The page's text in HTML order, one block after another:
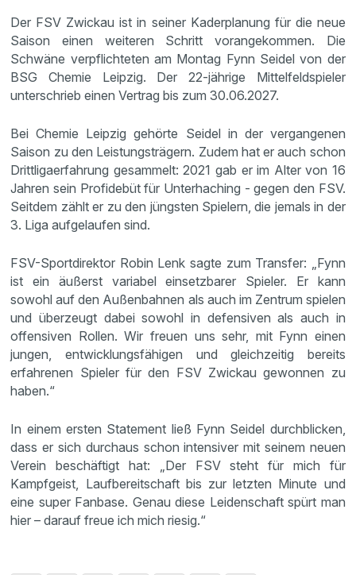
Der FSV Zwickau ist in seiner Kaderplanung für die neue
Saison einen weiteren Schritt vorangekommen. Die
Schwäne verpflichteten am Montag Fynn Seidel von der
BSG Chemie Leipzig. Der 22-jährige Mittelfeldspieler
unterschrieb einen Vertrag bis zum 30.06.2027.
Bei Chemie Leipzig gehörte Seidel in der vergangenen
Saison zu den Leistungsträgern. Zudem hat er auch schon
Drittligaerfahrung gesammelt: 2021 gab er im Alter von 16
Jahren sein Profidebüt für Unterhaching - gegen den FSV.
Seitdem zählt er zu den jüngsten Spielern, die jemals in der
3. Liga aufgelaufen sind.
FSV-Sportdirektor Robin Lenk sagte zum Transfer: „Fynn
ist ein äußerst variabel einsetzbarer Spieler. Er kann
sowohl auf den Außenbahnen als auch im Zentrum spielen
und überzeugt dabei sowohl in defensiven als auch in
offensiven Rollen. Wir freuen uns sehr, mit Fynn einen
jungen, entwicklungsfähigen und gleichzeitig bereits
erfahrenen Spieler für den FSV Zwickau gewonnen zu
haben.“
In einem ersten Statement ließ Fynn Seidel durchblicken,
dass er sich durchaus schon intensiver mit seinem neuen
Verein beschäftigt hat: „Der FSV steht für mich für
Kampfgeist, Laufbereitschaft bis zur letzten Minute und
eine super Fanbase. Genau diese Leidenschaft spürt man
hier – darauf freue ich mich riesig.“